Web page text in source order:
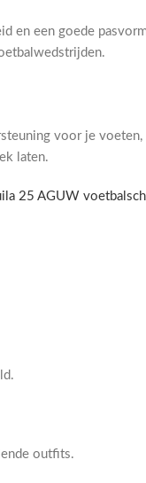
en een goede
voor je
laten.
25 AGUW
outfits.